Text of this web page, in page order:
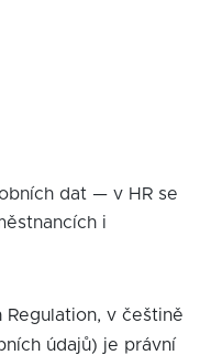
dat — v HR se
i
Regulation, v češtině
údajů) je právní